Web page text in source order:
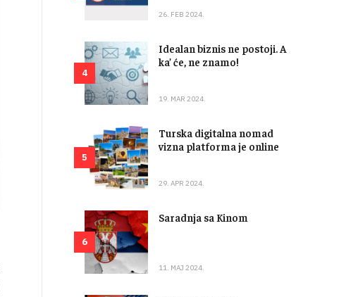
26. FEB 2024.
4
Idealan biznis ne postoji. A
ka’ će, ne znamo!
19. MAR 2024.
5
Turska digitalna nomad
vizna platforma je online
29. APR 2024.
6
Saradnja sa Kinom
11. MAJ 2024.